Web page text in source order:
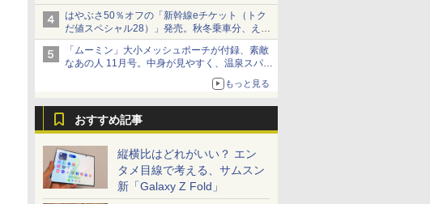
当選無効分
はやぶさ50％オフの「新幹線eチケット（トク
だ値スペシャル28）」発売。秋冬乗車分、えき
ねっと限定
「ムーミン」大小メッシュポーチが付録、素敵
なあの人 11月号。中身が見やすく、温泉スパに
もっと見る
おすすめ記事
縦横比はどれがいい？ エン
タメ目線で考える、サムスン
新「Galaxy Z Fold」